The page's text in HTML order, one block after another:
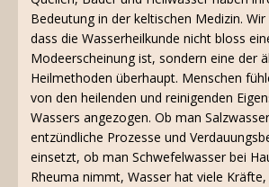
Bedeutung in der keltischen Medizin.
dass die Wasserheilkunde nicht bloss
Modeerscheinung ist, sondern eine der
Heilmethoden überhaupt. Menschen
von den heilenden und reinigenden
Wassers angezogen. Ob man
entzündliche Prozesse und
einsetzt, ob man Schwefelwasser bei
Rheuma nimmt, Wasser hat viele